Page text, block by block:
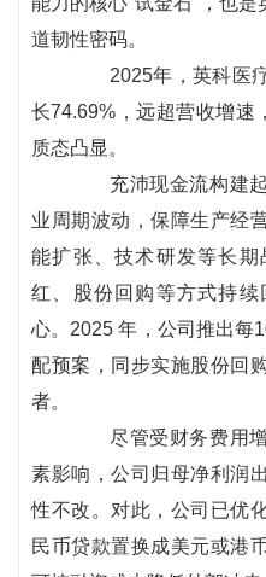
道韧性密码。
2025年，英科医疗
长74.69%，远超营收增速
质态凸显。
充沛现金流构建起
业周期波动，保障生产经
能扩张、技术研发等长
红、股份回购等方式持
心。2025 年，公司推出每
配预案，同步实施股份回
者。
尽管受财务费用增
素影响，公司归母净利润
性不改。对此，公司已优
民币贷款置换成美元或港